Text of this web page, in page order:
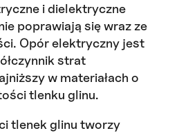
i dielektryczne
poprawiają się wraz ze
Opór elektryczny jest
strat
w materiałach o
tlenku glinu.
tlenek glinu tworzy